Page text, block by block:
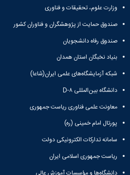
وزارت علوم، تحقیقات و فناوری
صندوق حمایت از پژوهشگران و فناوران کشور
صندوق رفاه دانشجویان
بنیاد نخبگان استان همدان
شبکه آزمایشگاه‌های علمی ایران(شاعا)
دانشگاه بین‌المللی D-۸
معاونت علمی فناوری ریاست جمهوری
پورتال امام خمینی (ره)
سامانه تدارکات الکترونیکی دولت
ریاست جمهوری اسلامی ایران
دانشگاه‌ها و مؤسسات آموزش عالی